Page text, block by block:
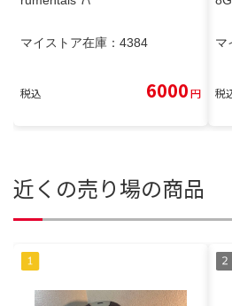
マイストア在庫： 4384
税込 6000円
マ
税
近くの売り場の商品